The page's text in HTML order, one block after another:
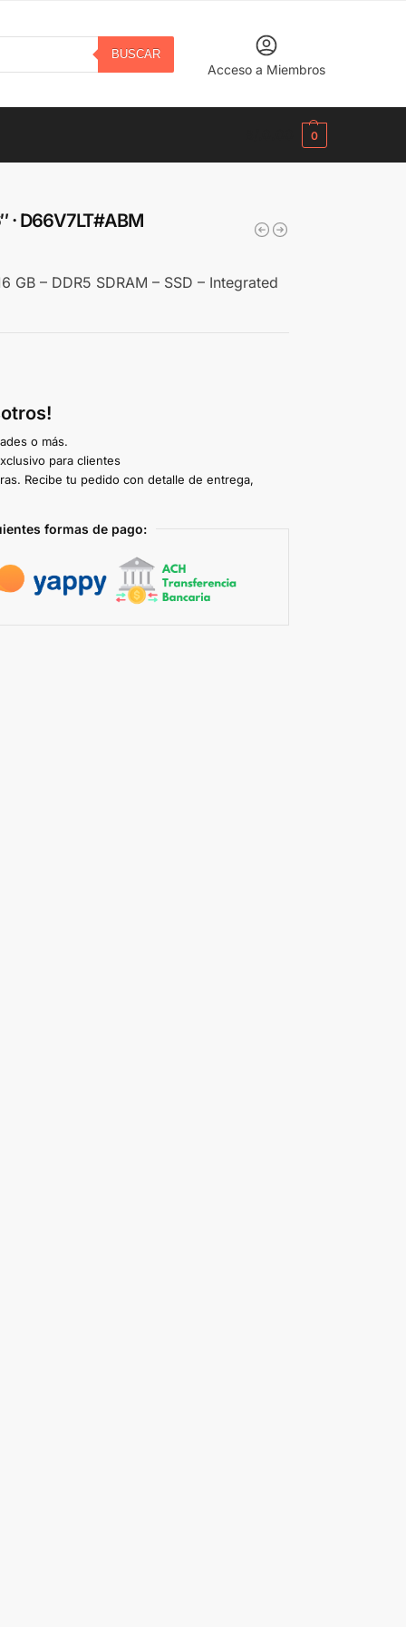
BUSCAR
Acceso a Miembros
0
· D66V7LT#ABM
– DDR5 SDRAM – SSD – Integrated
o más.
para clientes
Recibe tu pedido con detalle de entrega,
formas de pago: